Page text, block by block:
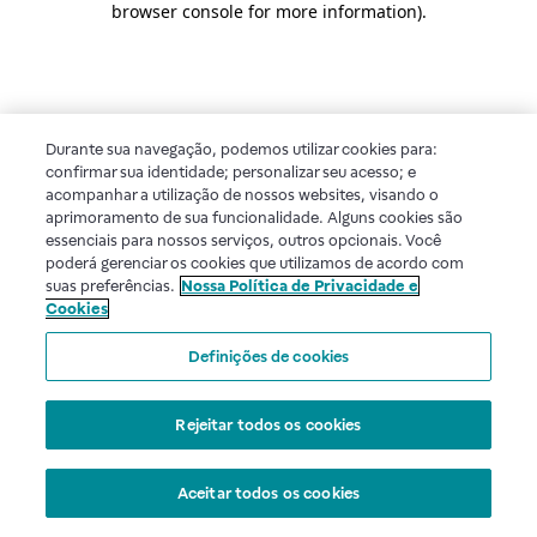
browser console for more information).
Durante sua navegação, podemos utilizar cookies para:
confirmar sua identidade; personalizar seu acesso; e
acompanhar a utilização de nossos websites, visando o
aprimoramento de sua funcionalidade. Alguns cookies são
essenciais para nossos serviços, outros opcionais. Você
poderá gerenciar os cookies que utilizamos de acordo com
suas preferências. Nossa Política de Privacidade e
Cookies
Definições de cookies
Rejeitar todos os cookies
Aceitar todos os cookies